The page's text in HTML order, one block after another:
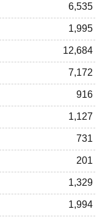
6,535
1,995
12,684
7,172
916
1,127
731
201
1,329
1,994